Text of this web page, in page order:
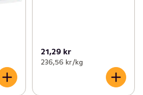
21,29 kr
236,56 kr /kg